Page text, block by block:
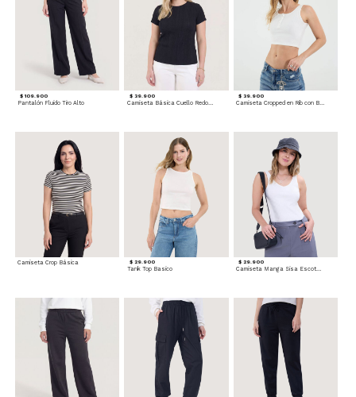
$ 109.900
Pantalón Fluido Tiro Alto
$ 39.900
Camiseta Básica Cuello Redondo
$ 39.900
Camiseta Crop Básica $ 29.900
Tank Top Basico
$ 29.900
Camiseta Manga Sisa Escotada